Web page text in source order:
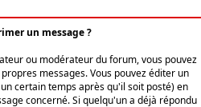
un message ?
ou modérateur du forum, vous pouvez
messages. Vous pouvez éditer un
certain temps après qu'il soit posté) en
concerné. Si quelqu'un a déjà répondu